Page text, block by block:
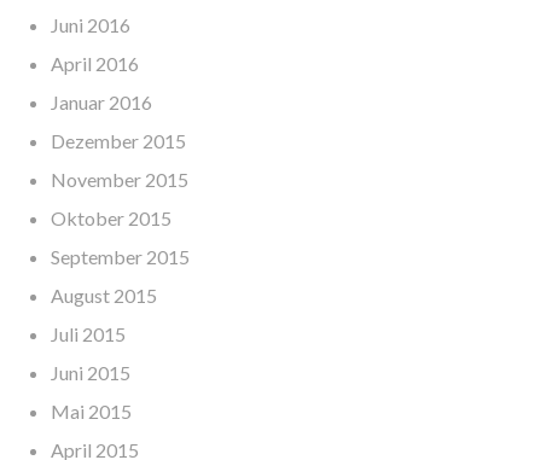
Juni 2016
April 2016
Januar 2016
Dezember 2015
November 2015
Oktober 2015
September 2015
August 2015
Juli 2015
Juni 2015
Mai 2015
April 2015